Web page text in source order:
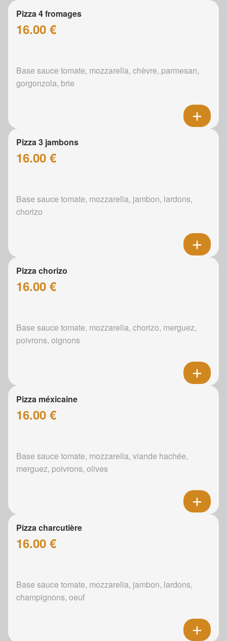
Pizza 4 fromages
16.00 €
Base sauce tomate, mozzarella, chèvre, parmesan,
gorgonzola, brie
Pizza 3 jambons
16.00 €
Base sauce tomate, mozzarella, jambon, lardons,
chorizo
Pizza chorizo
16.00 €
Base sauce tomate, mozzarella, chorizo, merguez,
poivrons, oignons
Pizza méxicaine
16.00 €
Base sauce tomate, mozzarella, viande hachée,
merguez, poivrons, olives
Pizza charcutière
16.00 €
Base sauce tomate, mozzarella, jambon, lardons,
champignons, oeuf